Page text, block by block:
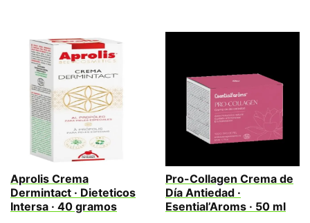
Aprolis Crema
Dermintact · Dieteticos
Intersa · 40 gramos
Pro-Collagen Crema de
Día Antiedad ·
Esential’Aroms · 50 ml